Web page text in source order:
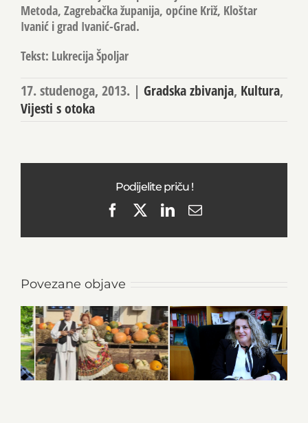
Metoda, Zagrebačka županija, općine Križ, Kloštar
Ivanić i grad Ivanić-Grad.
Tekst: Lukrecija Špoljar
17. studenoga, 2013. | Gradska zbivanja, Kultura,
Vijesti s otoka
Podijelite priču !
FacebookLinkedIn
Email
Povezane objave